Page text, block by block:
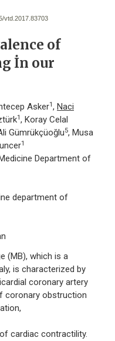
vtd.2017.83703
of
İn our
Asker1, Naci
1, Koray Celal
Gümrükçüoğlu5, Musa
1
Department of
department of
(MB), which is a
is characterized by
coronary artery
coronary obstruction
cardiac contractility.